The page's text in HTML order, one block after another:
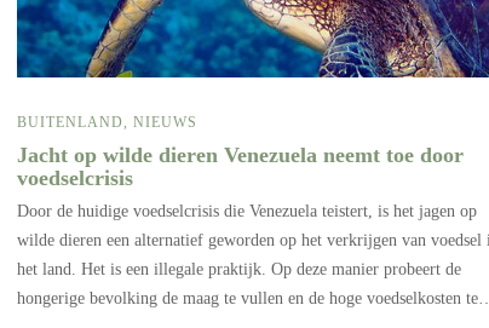
BUITENLAND, NIEUWS
Jacht op wilde dieren Venezuela neemt toe door
voedselcrisis
Door de huidige voedselcrisis die Venezuela teistert, is het jagen op
wilde dieren een alternatief geworden op het verkrijgen van voedsel
het land. Het is een illegale praktijk. Op deze manier probeert de
hongerige bevolking de maag te vullen en de hoge voedselkosten